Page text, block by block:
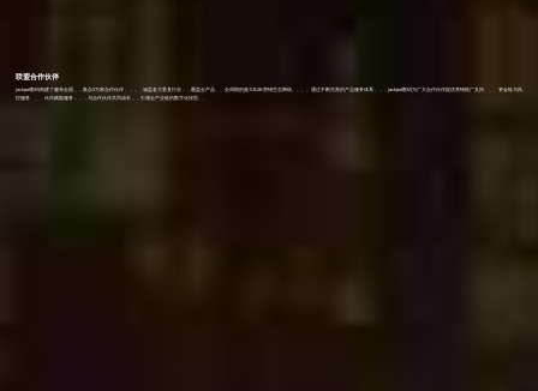
联盟合作伙伴
jackpot数码构建了遍布全国，，集合3万家合作伙伴，，，，涵盖各大垂直行业，，覆盖全产品、、全周期的庞大B2B营销生态网络。。。。通过不断完善的产品服务体系，，，jackpot数码为广大合作伙伴提供营销推广支持、、、资金链与风
控服务、、、伙伴赋能服务，，，与合作伙伴共同成长，，引领全产业链的数字化转型。。